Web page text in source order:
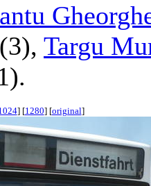
(3), Targu
] [1280] [original]